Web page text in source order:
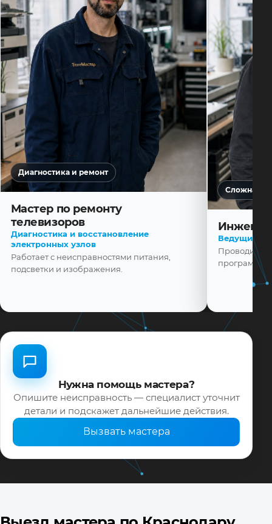
Диагностика и ремонт
Мастер по ремонту
телевизоров
Диагностика и восстановление
электронных узлов
Работает с неисправностями питания,
подсветки и изображения.
Сложная
Ведущий
Проводит
Нужна помощь мастера?
Опишите неисправность — специалист уточнит
детали и подскажет дальнейшие действия.
Вызвать мастера